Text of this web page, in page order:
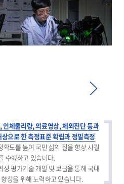
다음
체물리량, 의료영상, 체외진단 등과
으로 한 측정표준 확립과 정밀측정
확도를 높여 국민 삶의 질을 향상 시킬
수행하고 있습니다.
평가기술 개발 및 보급을 통해 국내
상을 위해 노력하고 있습니다.